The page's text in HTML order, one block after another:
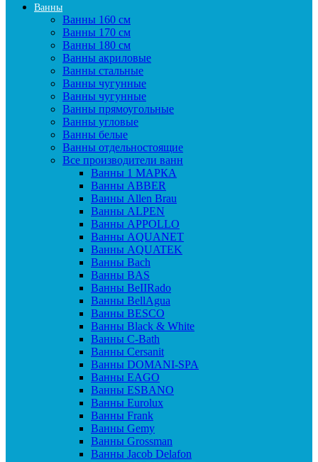
Ванны
Ванны 160 см
Ванны 170 см
Ванны 180 см
Ванны акриловые
Ванны стальные
Ванны чугунные
Ванны чугунные
Ванны прямоугольные
Ванны угловые
Ванны белые
Ванны отдельностоящие
Все производители ванн
Ванны 1 МАРКА
Ванны ABBER
Ванны Allen Brau
Ванны ALPEN
Ванны APPOLLO
Ванны AQUANET
Ванны AQUATEK
Ванны Bach
Ванны BAS
Ванны BeIIRado
Ванны BellAgua
Ванны BESCO
Ванны Black & White
Ванны C-Bath
Ванны Cersanit
Ванны DOMANI-SPA
Ванны EAGO
Ванны ESBANO
Ванны Eurolux
Ванны Frank
Ванны Gemy
Ванны Grossman
Ванны Jacob Delafon